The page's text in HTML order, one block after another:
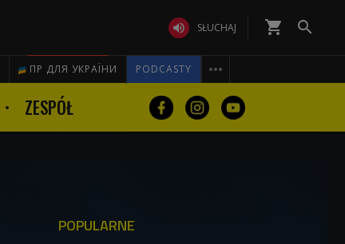
 SŁUCHAJ shopping_cart 
ПР ДЛЯ УКРАЇНИ PODCASTY 
ZESPÓŁ
POPULARNE